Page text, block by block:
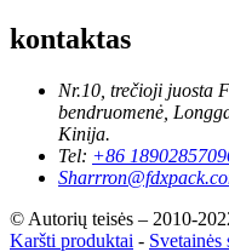
kontaktas
Nr.10, trečioji juosta
bendruomenė,
Kinija.
Tel: +86
© Autorių teisės – 2010-
Karšti produktai - Svetainės